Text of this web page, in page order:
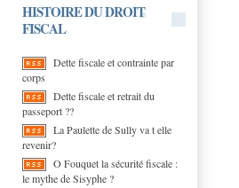
HISTOIRE DU DROIT
FISCAL
Dette fiscale et contrainte par
corps
Dette fiscale et retrait du
passeport ??
La Paulette de Sully va t elle
revenir?
O Fouquet la sécurité fiscale :
le mythe de Sisyphe ?